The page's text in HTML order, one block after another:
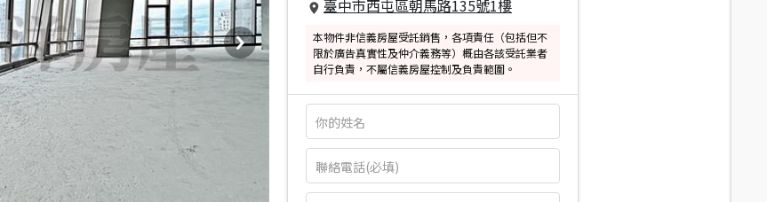
臺中市西屯區朝馬路135號1樓
本物件非信義房屋受託銷售，各項責任（包括但不
限於廣告真實性及仲介義務等）概由各該受託業者
自行負責，不屬信義房屋控制及負責範圍。